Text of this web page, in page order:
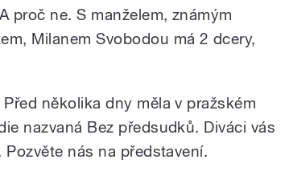
proč ne. S manželem, známým
Milanem Svobodou má 2 dcery,
několika dny měla v pražském
nazvaná Bez předsudků. Diváci vás
nás na představení.